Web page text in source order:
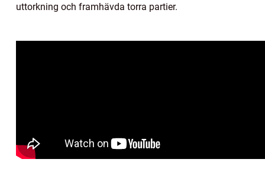
uttorkning och framhävda torra partier.